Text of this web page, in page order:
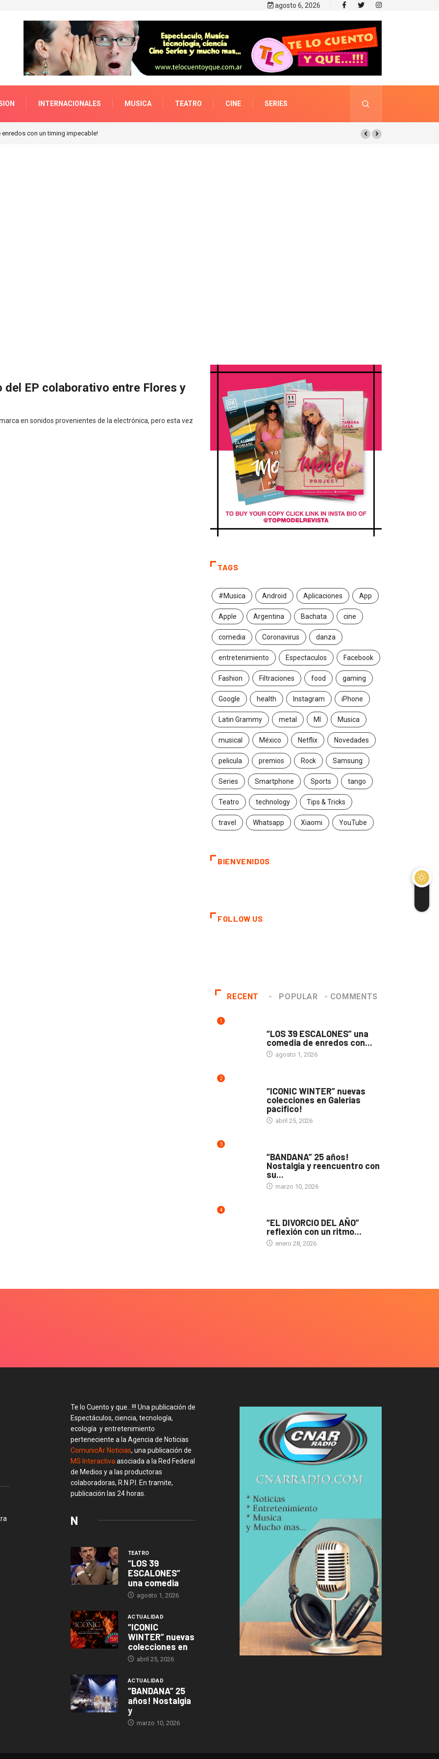
agosto 6, 2026
INTERNACIONALES MUSICA TEATRO CINE SERIES
enredos con un timing impecable!
EP colaborativo entre Flores y
en sonidos provenientes de la electrónica, pero esta vez
TAGS
#Musica Android Aplicaciones App
Apple Argentina Bachata cine
comedia Coronavirus danza
entretenimiento Espectaculos Facebook
Fashion Filtraciones food gaming
Google health Instagram iPhone
Latin Grammy metal MI Musica
musical México Netflix Novedades
pelicula premios Rock Samsung
Series Smartphone Sports tango
Teatro technology Tips & Tricks
travel Whatsapp Xiaomi YouTube
BIENVENIDOS
FOLLOW US
RECENT POPULAR COMMENTS
1
“LOS 39 ESCALONES” una
comedia de enredos con...
agosto 1, 2026
2
“ICONIC WINTER” nuevas
colecciones en Galerias
pacifico!
abril 25, 2026
3
“BANDANA” 25 años!
Nostalgia y reencuentro con
su...
marzo 10, 2026
4
“EL DIVORCIO DEL AÑO”
reflexión con un ritmo...
enero 28, 2026
Te lo Cuento y que…!!! Una publicación de
Espectáculos, ciencia, tecnología,
ecología y entretenimiento
perteneciente a la Agencia de Noticias
ComunicAr Noticias, una publicación de
MS Interactiva asociada a la Red Federal
de Medios y a las productoras
colaboradoras, R.N.P.I. En tramite,
publicación las 24 horas.
N
TEATRO
“LOS 39
ESCALONES”
una comedia
agosto 1, 2026
ACTUALIDAD
“ICONIC
WINTER” nuevas
colecciones en
abril 25, 2026
ACTUALIDAD
“BANDANA” 25
años! Nostalgia
y
marzo 10, 2026